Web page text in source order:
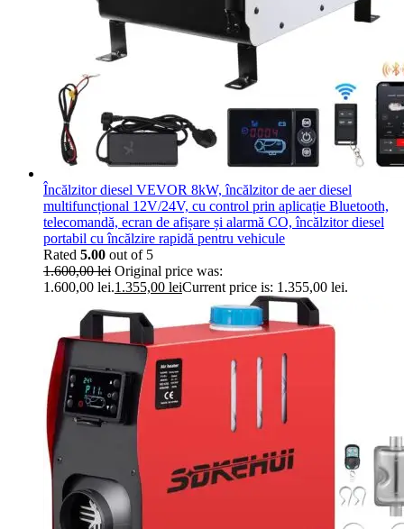
Încălzitor diesel VEVOR 8kW, încălzitor de aer diesel
multifuncțional 12V/24V, cu control prin aplicație Bluetooth,
telecomandă, ecran de afișare și alarmă CO, încălzitor diesel
portabil cu încălzire rapidă pentru vehicule
Rated 5.00 out of 5
1.600,00lei Original price was:
1.600,00 lei.1.355,00 leiCurrent price is: 1.355,00 lei.